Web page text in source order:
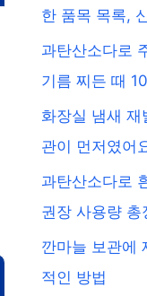
한 품목 목록,
과탄산소다로
기름 찌든 때
화장실 냄새
관이 먼저였어
과탄산소다로
권장 사용량 총
깐마늘 보관에
적인 방법